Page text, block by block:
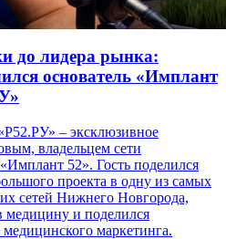
до лидера рынка:
основатель «Имплант
– эксклюзивное
владельцем сети
52». Гость поделился
проекта в одну из самых
сетей Нижнего Новгорода,
медицину и поделился
маркетинга.